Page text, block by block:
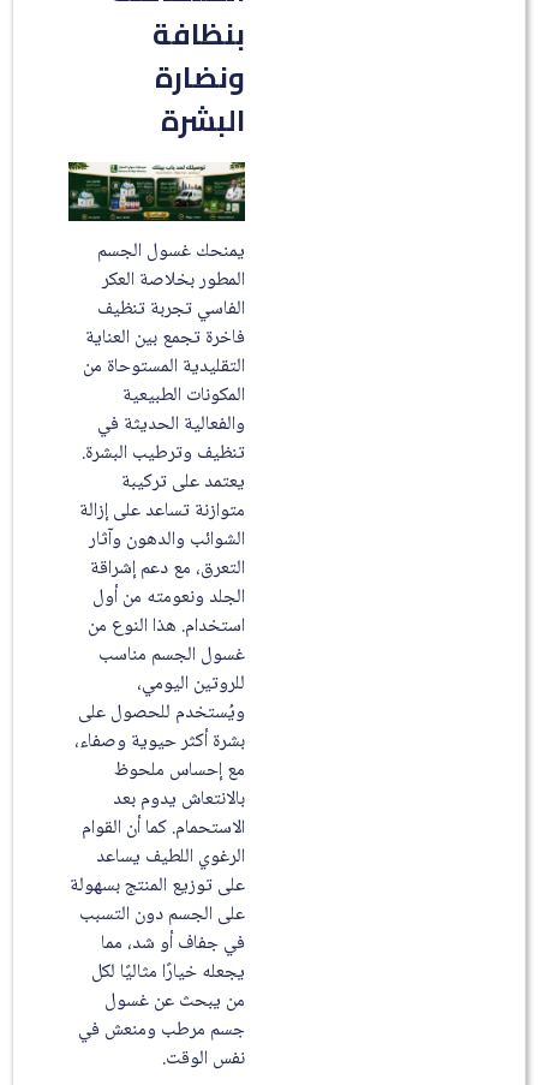
بنظافة
ونضارة
البشرة
يمنحك غسول الجسم
المطور بخلاصة العكر
الفاسي تجربة تنظيف
فاخرة تجمع بين العناية
التقليدية المستوحاة من
المكونات الطبيعية
والفعالية الحديثة في
تنظيف وترطيب البشرة.
يعتمد على تركيبة
متوازنة تساعد على إزالة
الشوائب والدهون وآثار
التعرق، مع دعم إشراقة
الجلد ونعومته من أول
استخدام. هذا النوع من
غسول الجسم مناسب
للروتين اليومي،
ويُستخدم للحصول على
بشرة أكثر حيوية وصفاء،
مع إحساس ملحوظ
بالانتعاش يدوم بعد
الاستحمام. كما أن القوام
الرغوي اللطيف يساعد
على توزيع المنتج بسهولة
على الجسم دون التسبب
في جفاف أو شد، مما
يجعله خيارًا مثاليًا لكل
من يبحث عن غسول
جسم مرطب ومنعش في
نفس الوقت.